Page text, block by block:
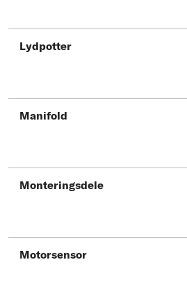
Lydpotter
Manifold
Monteringsdele
Motorsensor